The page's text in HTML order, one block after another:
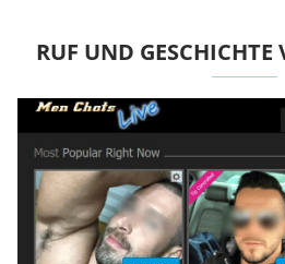
RUF UND